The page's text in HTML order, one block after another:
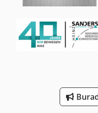
Tiefbord 8 25 100
Tos Fngj 20
Zaidi Şef Ön Yükleyici